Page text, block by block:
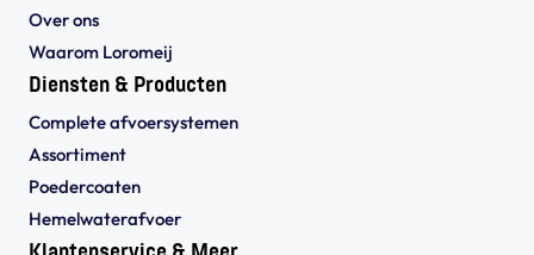
Over ons
Waarom Loromeij
Diensten & Producten
Complete afvoersystemen
Assortiment
Poedercoaten
Hemelwaterafvoer